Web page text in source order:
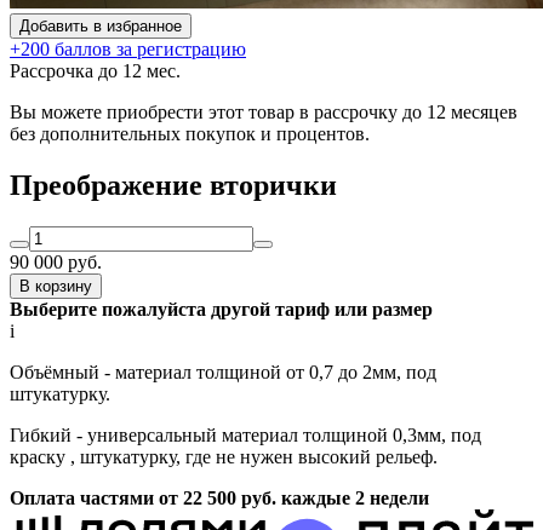
Добавить в избранное
+200 баллов за регистрацию
Рассрочка до 12 мес.
Вы можете приобрести этот товар в рассрочку до 12 месяцев
без дополнительных покупок и процентов.
Преображение вторички
90 000 руб.
В корзину
Выберите пожалуйста другой тариф или размер
i
Объёмный - материал толщиной от 0,7 до 2мм, под
штукатурку.
Гибкий - универсальный материал толщиной 0,3мм, под
краску , штукатурку, где не нужен высокий рельеф.
Оплата частями от 22 500 руб. каждые 2 недели